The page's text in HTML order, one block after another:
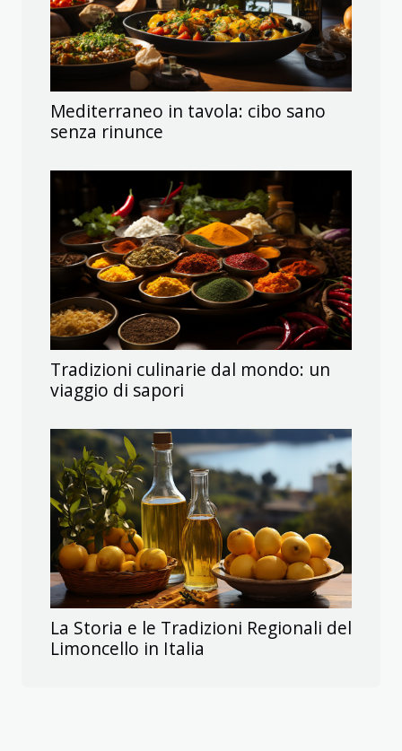
Mediterraneo in tavola: cibo sano
senza rinunce
Tradizioni culinarie dal mondo: un
viaggio di sapori
La Storia e le Tradizioni Regionali del
Limoncello in Italia